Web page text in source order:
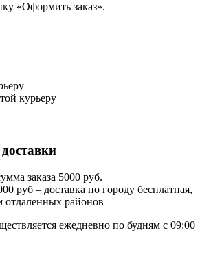
«Оформить заказ».
курьеру
заказа 5000 руб.
руб – доставка по городу бесплатная,
отдаленных районов
ежедневно по будням с 09:00